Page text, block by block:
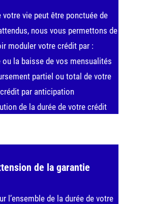
votre vie peut être ponctuée de
nous vous permettons de
moduler votre crédit par :
ou la baisse de vos mensualités
partiel ou total de votre
crédit par anticipation
de la durée de votre crédit
de la garantie
l’ensemble de la durée de votre